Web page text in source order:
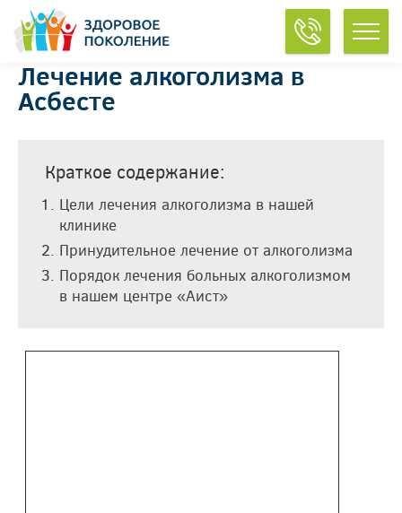
Лечение алкоголизма в
Асбесте
Краткое содержание:
Цели лечения алкоголизма в нашей
клинике
Принудительное лечение от алкоголизма
Порядок лечения больных алкоголизмом
в нашем центре «Аист»